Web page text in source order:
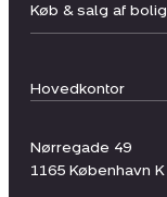
Hovedkontor
Nørregade 49
1165 København K
Køb & salg af bolig